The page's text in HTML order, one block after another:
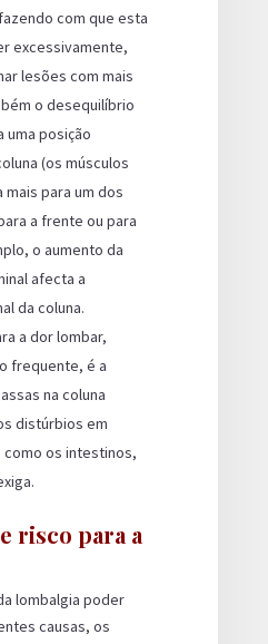
com que esta
excessivamente,
lesões com mais
o desequilíbrio
uma posição
(os músculos
mais para um dos
a frente ou para
o aumento da
afecta a
da coluna.
a dor lombar,
frequente, é a
na coluna
distúrbios em
como os intestinos,
risco para a
lombalgia poder
causas, os